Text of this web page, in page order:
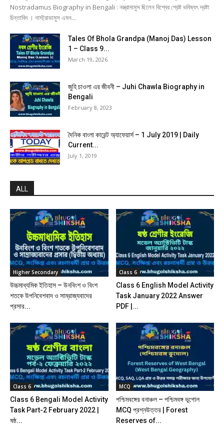
Nostradamus Biography in Bengali : নস্ত্রাদামুস ছিলেন বিশ্বের শ্রেষ্ট ভবিষ্যৎ দ্রষ্টা
চিন্তাবিদ । নাস্ট্রাডামুস এমন...
Tales Of Bhola Grandpa (Manoj Das) Lesson
1 – Class 9...
March 19, 2026
জুহি চাওলা এর জীবনী – Juhi Chawla Biography in
Bengali
February 8, 2023
দৈনিক বাংলা কারেন্ট অ্যাফেয়ার্স – 1 July 2019 | Daily
Current...
July 1, 2019
ALL
Higher Secondary
উচ্চমাধ্যমিক ইতিহাস – উনবিংশ ও বিংশ
শতকে উপনিবেশবাদ ও সাম্রাজ্যবাদের
প্রসার...
Class 6
Class 6 English Model Activity
Task January 2022 Answer
PDF |...
Class 6
Class 6 Bengali Model Activity
Task Part-2 February 2022 |
ষষ্ঠ...
MCQ
পশ্চিমবঙ্গের বনাঞ্চল – পশ্চিমবঙ্গ ভূগোল
MCQ প্রশ্নউত্তর | Forest
Reserves of...